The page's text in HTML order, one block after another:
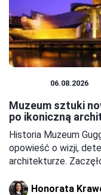
06.08.2026
Muzeum sztuki
po ikoniczną
Historia Muzeum
opowieść o wizji,
architekturze.
Honorata